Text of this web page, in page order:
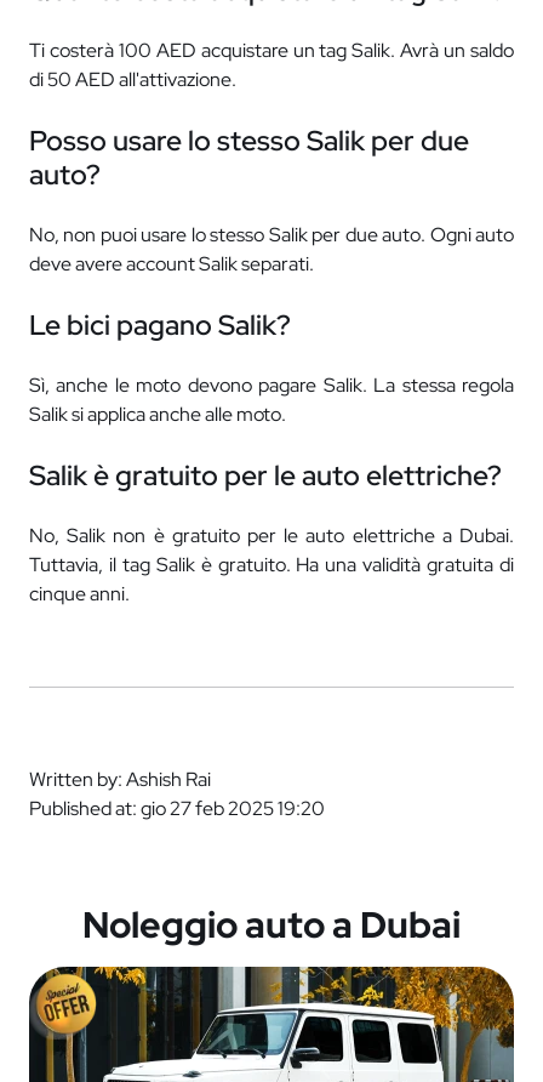
Ti costerà 100 AED acquistare un tag Salik. Avrà un saldo
di 50 AED all'attivazione.
Posso usare lo stesso Salik per due
auto?
No, non puoi usare lo stesso Salik per due auto. Ogni auto
deve avere account Salik separati.
Le bici pagano Salik?
Sì, anche le moto devono pagare Salik. La stessa regola
Salik si applica anche alle moto.
Salik è gratuito per le auto elettriche?
No, Salik non è gratuito per le auto elettriche a Dubai.
Tuttavia, il tag Salik è gratuito. Ha una validità gratuita di
cinque anni.
Written by: Ashish Rai
Published at: gio 27 feb 2025 19:20
Noleggio auto a Dubai